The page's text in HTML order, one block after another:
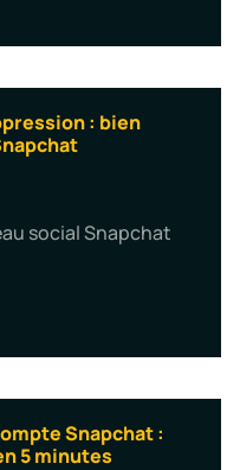
: bien
social Snapchat
Snapchat :
5 minutes